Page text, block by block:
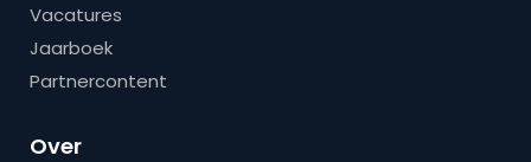
Vacatures
Jaarboek
Partnercontent
Over